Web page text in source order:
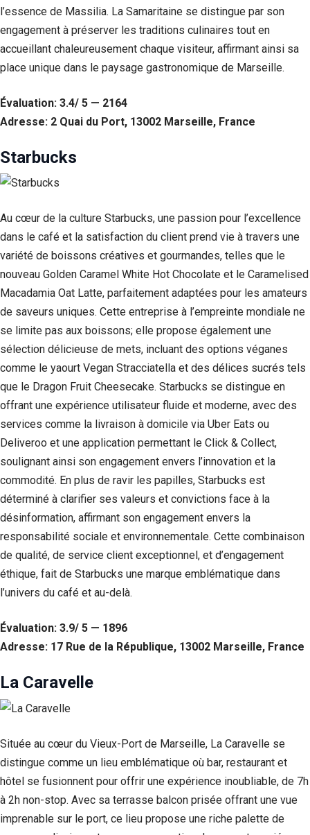
l’essence de Massilia. La Samaritaine se distingue par son
engagement à préserver les traditions culinaires tout en
accueillant chaleureusement chaque visiteur, affirmant ainsi sa
place unique dans le paysage gastronomique de Marseille.
Évaluation: 3.4/ 5 — 2164
Adresse: 2 Quai du Port, 13002 Marseille, France
Starbucks
Au cœur de la culture Starbucks, une passion pour l’excellence
dans le café et la satisfaction du client prend vie à travers une
variété de boissons créatives et gourmandes, telles que le
nouveau Golden Caramel White Hot Chocolate et le Caramelised
Macadamia Oat Latte, parfaitement adaptées pour les amateurs
de saveurs uniques. Cette entreprise à l’empreinte mondiale ne
se limite pas aux boissons; elle propose également une
sélection délicieuse de mets, incluant des options véganes
comme le yaourt Vegan Stracciatella et des délices sucrés tels
que le Dragon Fruit Cheesecake. Starbucks se distingue en
offrant une expérience utilisateur fluide et moderne, avec des
services comme la livraison à domicile via Uber Eats ou
Deliveroo et une application permettant le Click & Collect,
soulignant ainsi son engagement envers l’innovation et la
commodité. En plus de ravir les papilles, Starbucks est
déterminé à clarifier ses valeurs et convictions face à la
désinformation, affirmant son engagement envers la
responsabilité sociale et environnementale. Cette combinaison
de qualité, de service client exceptionnel, et d’engagement
éthique, fait de Starbucks une marque emblématique dans
l’univers du café et au-delà.
Évaluation: 3.9/ 5 — 1896
Adresse: 17 Rue de la République, 13002 Marseille, France
La Caravelle
Située au cœur du Vieux-Port de Marseille, La Caravelle se
distingue comme un lieu emblématique où bar, restaurant et
hôtel se fusionnent pour offrir une expérience inoubliable, de 7h
à 2h non-stop. Avec sa terrasse balcon prisée offrant une vue
imprenable sur le port, ce lieu propose une riche palette de